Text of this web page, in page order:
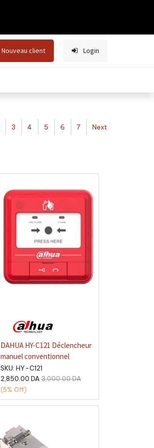
Nouveau client Login
3 4 5 6 7 Next
DAHUA HY-C121 Déclencheur
manuel conventionnel
SKU: HY-C121
2,850.00 DA 3,000.00DA
(5% Off)